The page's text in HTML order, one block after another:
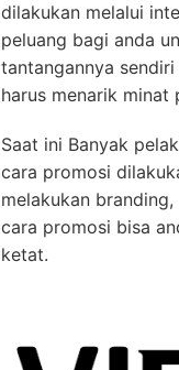
dilakukan melalui
peluang bagi anda
tantangannya
harus menarik minat
Saat ini Banyak
cara promosi
melakukan
cara promosi bisa
ketat.